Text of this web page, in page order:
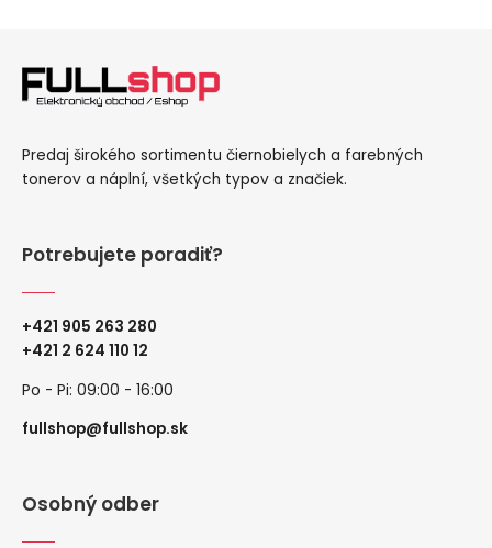
Predaj širokého sortimentu čiernobielych a farebných
tonerov a náplní, všetkých typov a značiek.
Potrebujete poradiť?
+421 905 263 280
+421 2 624 110 12
Po - Pi: 09:00 - 16:00
fullshop@fullshop.sk
Osobný odber